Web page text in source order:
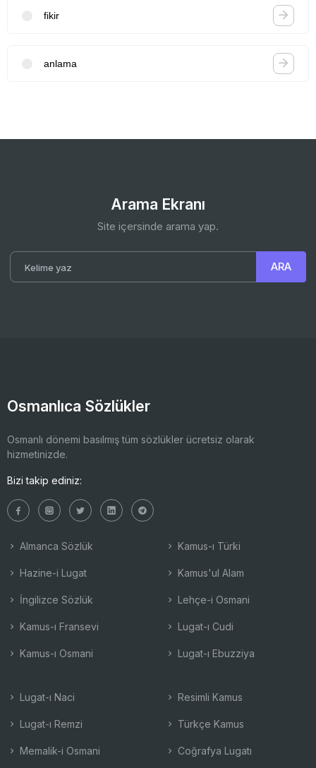
fikir
anlama
Arama Ekranı
Site içersinde arama yap.
Osmanlıca Sözlükler
Osmanlı dönemi basılmış tüm sözlükler ücretsiz olarak
hizmetinizde.
Bizi takip ediniz:
Almanca Sözlük
Hazine-i Lugat
İngilizce Sözlük
Kamus-ı Fransevi
Kamus-ı Osmani
Kamus-ı Türki
Kamus'ul Alam
Lehçe-i Osmani
Lugat-ı Cudi
Lugat-ı Ebuzziya
Lugat-ı Naci
Lugat-ı Remzi
Memalik-i Osmani
Resimli Kamus
Türkçe Kamus
Coğrafya Lugatı